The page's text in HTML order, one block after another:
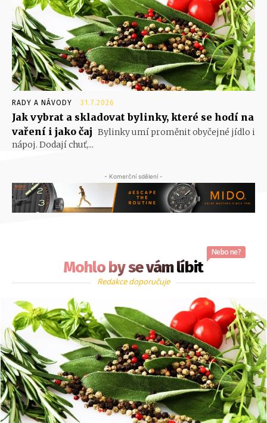
RADY A NÁVODY 31.7.2026
Jak vybrat a skladovat bylinky, které se hodí na
vaření i jako čaj Bylinky umí proměnit obyčejné jídlo i
nápoj. Dodají chuť,...
- Komerční sdělení -
Mohlo by se vám líbit
Nebo ne?
Redakce doporučuje